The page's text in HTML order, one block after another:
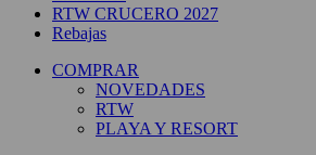
RTW CRUCERO 2027
Rebajas
COMPRAR
NOVEDADES
RTW
PLAYA Y RESORT